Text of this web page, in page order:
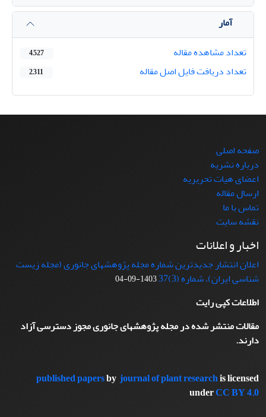
آمار
تعداد مشاهده مقاله
4,527
تعداد دریافت فایل اصل مقاله 2,311
صفحه اصلی
درباره نشریه
اعضای هیات تحریریه
ارسال مقاله
تماس با ما
نقشه سایت
اخبار و اعلانات
اعلان انتشار جدیدترین شماره مجله پژوهشهای جانوری (مجله زیست
شناسی ایران)، شماره (3)37
1403-09-04
اطلاعات کپی رایت
مقالات منتشر شده در مجله پژوهشهای جانوری مجوز دسترسی آزاد
دارند.
published papersbyjournal of plant researchis licensed
underCC BY 4.0